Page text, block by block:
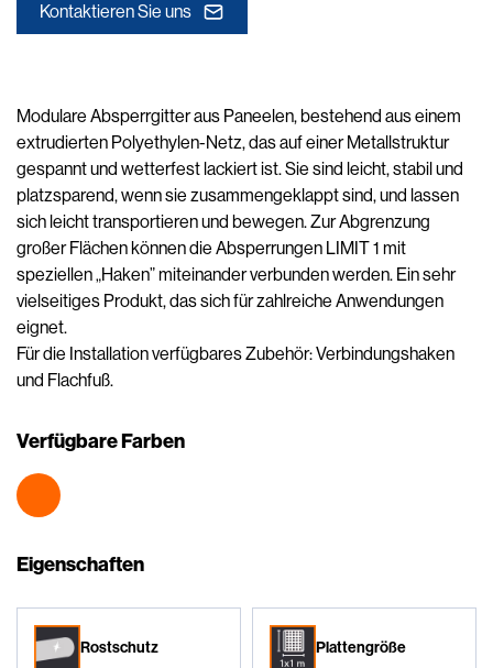
Kontaktieren Sie uns
Modulare Absperrgitter aus Paneelen, bestehend aus einem
extrudierten Polyethylen-Netz, das auf einer Metallstruktur
gespannt und wetterfest lackiert ist. Sie sind leicht, stabil und
platzsparend, wenn sie zusammengeklappt sind, und lassen
sich leicht transportieren und bewegen. Zur Abgrenzung
großer Flächen können die Absperrungen LIMIT 1 mit
speziellen „Haken” miteinander verbunden werden. Ein sehr
vielseitiges Produkt, das sich für zahlreiche Anwendungen
eignet.
Für die Installation verfügbares Zubehör: Verbindungshaken
und Flachfuß.
Verfügbare Farben
Eigenschaften
Rostschutz Plattengröße